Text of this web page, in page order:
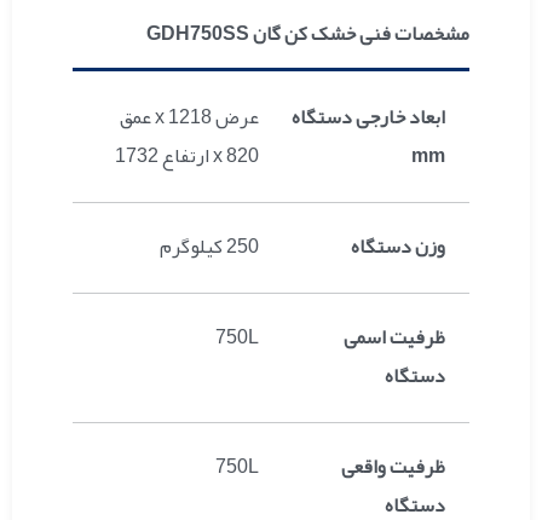
مشخصات فنی خشک کن گان GDH750SS
ابعاد خارجی دستگاه
mm
عرض 1218 x عمق
820 x ارتفاع 1732
وزن دستگاه 250 کیلوگرم
ظرفیت اسمی
دستگاه
750L
ظرفیت واقعی
دستگاه
750L